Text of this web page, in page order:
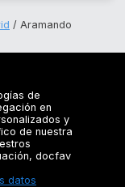
Aramando
de
en
y
de nuestra
docfav
datos